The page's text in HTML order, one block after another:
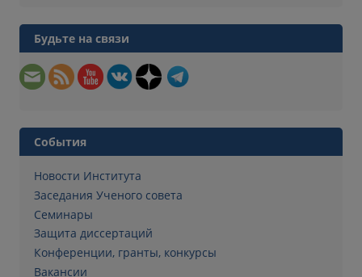
Будьте на связи
События
Новости Института
Заседания Ученого совета
Семинары
Защита диссертаций
Конференции, гранты, конкурсы
Вакансии